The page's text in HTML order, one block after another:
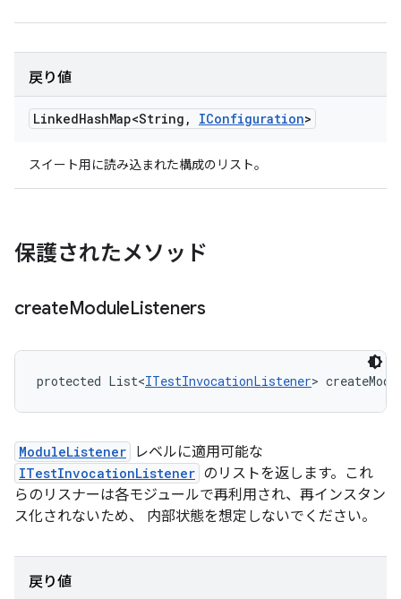
戻り値
LinkedHashMap<String , IConfiguration>
スイート用に読み込まれた構成のリスト。
保護されたメソッド
createModuleListeners
protected List<ITestInvocationListener>
ModuleListener レベルに適用可能な
ITestInvocationListener のリストを返します。これ
らのリスナーは各モジュールで再利用され、再インスタン
ス化されないため、 内部状態を想定しないでください。
戻り値